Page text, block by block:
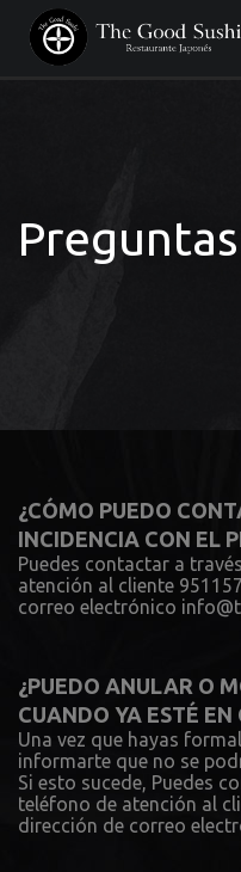
¿CÓMO PUEDO
INCIDENCIA CON EL
Puedes contactar a
atención al cliente
correo electrónico
¿PUEDO ANULAR O
CUANDO YA ESTÉ EN
Una vez que hayas
informarte que no se
Si esto sucede, Puedes
teléfono de atención al
dirección de correo